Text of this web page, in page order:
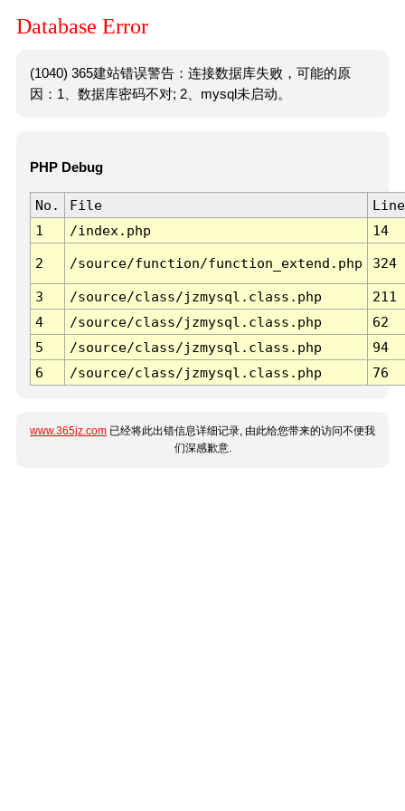
Database Error
(1040) 365建站错误警告：连接数据库失败，可能的原
因：1、数据库密码不对; 2、mysql未启动。
PHP Debug
No. File
Line
1
/index.php 14
2 /source/function/function_extend.php 324
3 /source/class/jzmysql.class.php
211
4
/source/class/jzmysql.class.php
62
5
/source/class/jzmysql.class.php
94
6
/source/class/jzmysql.class.php 76
www.365jz.com 已经将此出错信息详细记录, 由此给您带来的访问不便我
们深感歉意.